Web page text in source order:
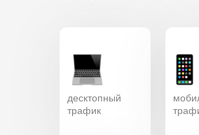
десктопный
трафик